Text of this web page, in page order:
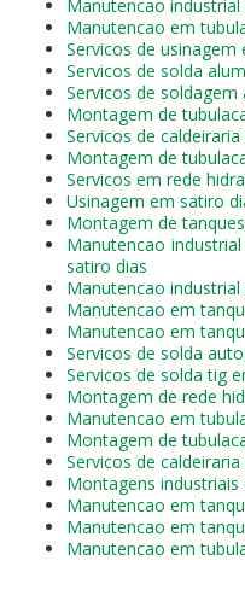
Manutencao
Manutencao em
Servicos de usinagem
Servicos de solda
Servicos de
Montagem de
Servicos de
Montagem de
Servicos em rede
Usinagem em satiro
Montagem de
Manutencao
satiro dias
Manutencao
Manutencao em
Manutencao em
Servicos de solda
Servicos de solda tig
Montagem de rede
Manutencao em
Montagem de
Servicos de
Montagens
Manutencao em
Manutencao em
Manutencao em